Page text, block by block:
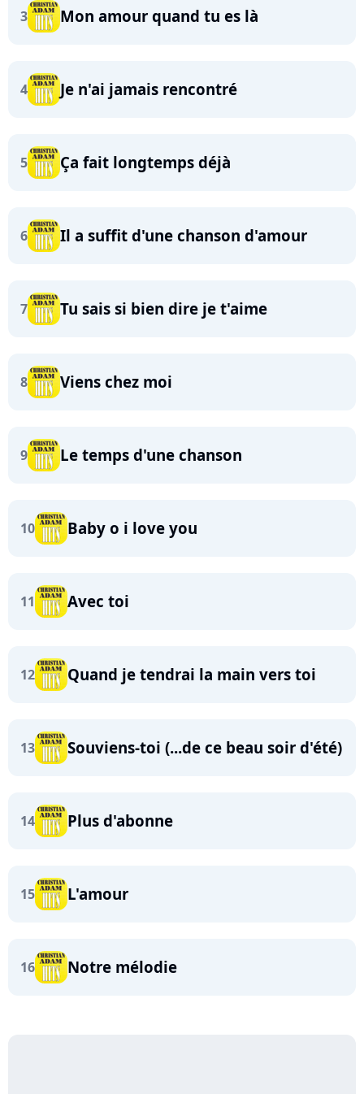
3 Mon amour quand tu es là
4 Je n'ai jamais rencontré
5 Ça fait longtemps déjà
6 Il a suffit d'une chanson d'amour
7 Tu sais si bien dire je t'aime
8 Viens chez moi
9 Le temps d'une chanson
10 Baby o i love you
11 Avec toi
12 Quand je tendrai la main vers toi
13 Souviens-toi (...de ce beau soir d'été)
14 Plus d'abonne
15 L'amour
16 Notre mélodie